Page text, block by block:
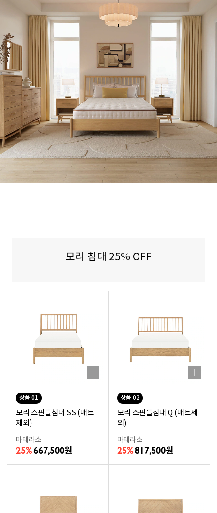
모리 침대 25% OFF
상품 01
모리 스핀들침대 SS (매트
제외)
마테라소
25%667,500원
상품 02
모리 스핀들침대 Q (매트제
외)
마테라소
25%817,500원